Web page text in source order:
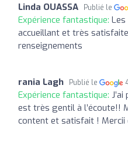
Linda OUASSA Publié le
Expérience fantastique:
accueillant et très
renseignements
rania Lagh Publié le
Expérience fantastique:
est très gentil à l’écoute!!
content et satisfait ! Mercii